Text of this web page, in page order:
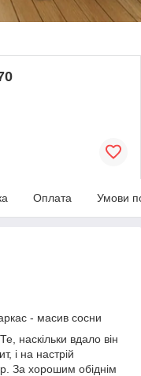
Оплата Умови
- масив сосни
наскільки вдало він
і на настрій
За хорошим обіднім